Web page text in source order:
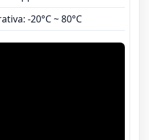
-20°C ~ 80°C